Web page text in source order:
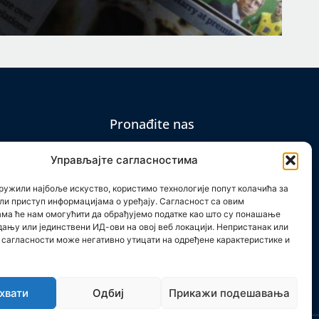
Управљајте сагласностима
најбоље искуство, користимо технологије попут колачића за
приступ информацијама о уређају. Сагласност са овим
ће нам омогућити да обрађујемо податке као што су понашање
или јединствени ИД-ови на овој веб локацији. Непристанак или
може негативно утицати на одређене карактеристике и
Одбиј Прикажи подешавања
Pronađite nas